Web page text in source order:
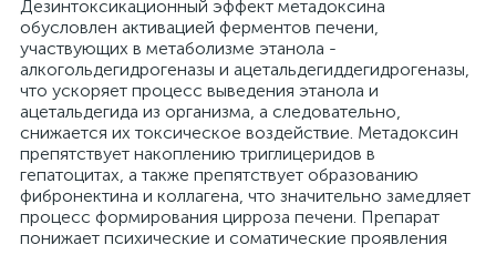
Дезинтоксикационный эффект метадоксина
обусловлен активацией ферментов печени,
участвующих в метаболизме этанола -
алкогольдегидрогеназы и ацетальдегиддегидрогеназы,
что ускоряет процесс выведения этанола и
ацетальдегида из организма, а следовательно,
снижается их токсическое воздействие. Метадоксин
препятствует накоплению триглицеридов в
гепатоцитах, а также препятствует образованию
фибронектина и коллагена, что значительно замедляет
процесс формирования цирроза печени. Препарат
понижает психические и соматические проявления